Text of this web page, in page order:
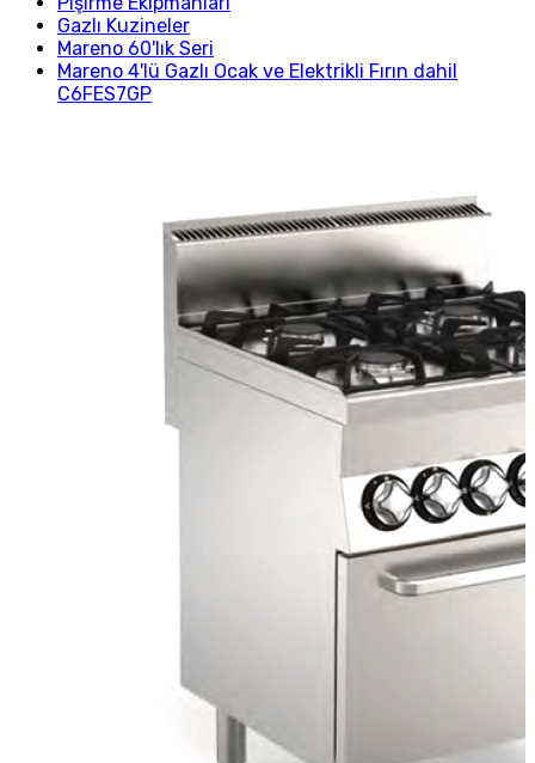
Gazlı Kuzineler
Mareno 60'lık Seri
Mareno 4'lü Gazlı Ocak ve Elektrikli Fırın dahil
C6FES7GP